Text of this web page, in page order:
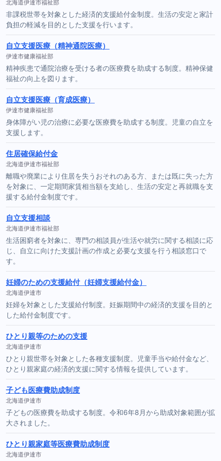
北海道伊達市福祉部
非課税世帯を対象とした経済的支援給付金制度。生活の安定と家計
負担の軽減を目的とした支援を行います。
自立支援医療（精神通院医療）
伊達市健康福祉部
精神疾患で通院治療を受ける者の医療費を助成する制度。精神保健
福祉の向上を図ります。
自立支援医療（育成医療）
伊達市健康福祉部
身体障がい児の治療に必要な医療費を助成する制度。児童の自立を
支援します。
住居確保給付金
北海道伊達市福祉部
離職や廃業により住居を失うおそれのある方、または既に失った方
を対象に、一定期間家賃相当額を支給し、生活の安定と再就職を支
援する給付金制度です。
自立支援相談
北海道伊達市福祉部
生活困窮者を対象に、専門の相談員が生活や就労に関する相談に応
じ、自立に向けた支援計画の作成と必要な支援を行う相談窓口で
す。
妊婦のための支援給付（妊婦支援給付金）
北海道伊達市
妊婦を対象とした支援給付制度。妊娠期間中の経済的支援を目的と
した給付金制度です。
ひとり親等のための支援
北海道伊達市
ひとり親世帯を対象とした各種支援制度。児童手当や給付金など、
ひとり親家庭の経済的支援に関する情報を提供しています。
子ども医療費助成制度
北海道伊達市
子どもの医療費を助成する制度。令和6年8月から助成対象範囲が拡
大されました。
ひとり親家庭等医療費助成制度
北海道伊達市